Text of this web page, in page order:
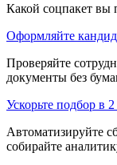
Какой соцпакет вы
Оформляйте
Проверяйте
документы без
Ускорьте подбор в
Автоматизируйте
собирайте